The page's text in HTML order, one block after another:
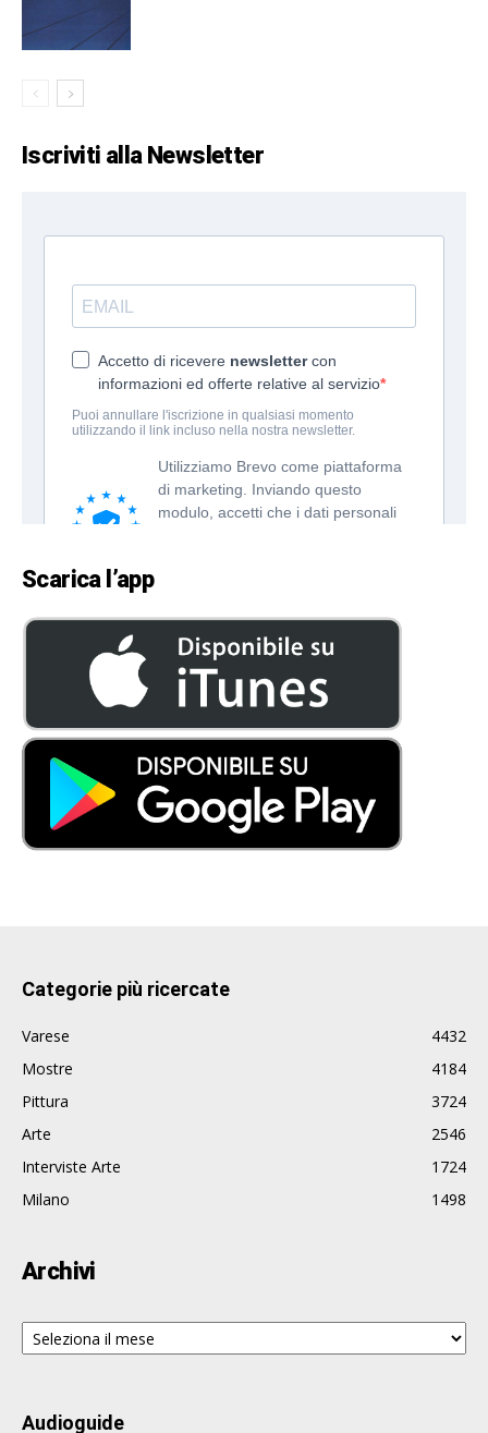
Iscriviti alla Newsletter
Scarica l’app
Categorie più ricercate
Varese
4432
Mostre
4184
Pittura
3724
Arte
2546
Interviste Arte
1724
Milano
1498
Archivi
Archivi
Audioguide